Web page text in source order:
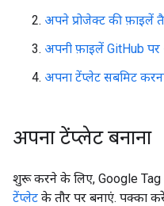
अपने प्रोजेक्ट की फ़ाइलें
अपनी फ़ाइलें GitHub
अपना टेंप्लेट सबमिट
अपना टेंप्लेट बनाना
शुरू करने के लिए, Google Tag
टेंप्लेट के तौर पर बनाएं. पक्का